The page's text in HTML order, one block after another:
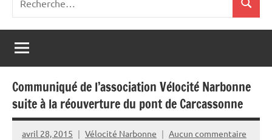
:
Communiqué de l’association Vélocité Narbonne
suite à la réouverture du pont de Carcassonne
avril 28, 2015 Vélocité Narbonne Aucun commentaire